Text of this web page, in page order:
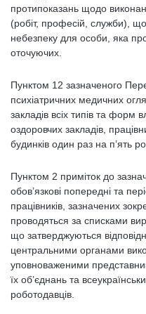
протипоказань щодо
(робіт, професій, служби),
небезпеку для особи, яка
оточуючих.
Пунктом 12 зазначеного
психіатричних медичних
закладів всіх типів та форм
оздоровчих закладів,
будинків один раз на п’ять
Пунктом 2 приміток до
обов’язкові попередні та
працівників, зазначених
проводяться за списками
що затверджуються
центральними органами
уповноваженими
їх об’єднань та
роботодавців.